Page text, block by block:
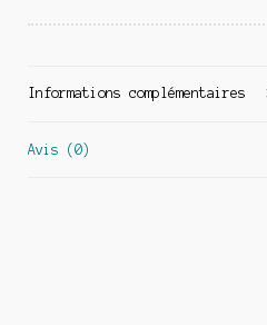
Informations complémentaires
Avis (0)